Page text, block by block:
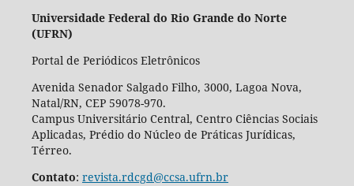
Universidade Federal do Rio Grande do Norte
(UFRN)
Portal de Periódicos Eletrônicos
Avenida Senador Salgado Filho, 3000, Lagoa Nova,
Natal/RN, CEP 59078-970.
Campus Universitário Central, Centro Ciências Sociais
Aplicadas, Prédio do Núcleo de Práticas Jurídicas,
Térreo.
Contato: revista.rdcgd@ccsa.ufrn.br